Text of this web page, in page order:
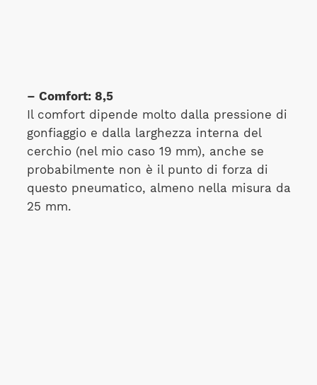
– Comfort: 8,5
Il comfort dipende molto dalla pressione di
gonfiaggio e dalla larghezza interna del
cerchio (nel mio caso 19 mm), anche se
probabilmente non è il punto di forza di
questo pneumatico, almeno nella misura da
25 mm.